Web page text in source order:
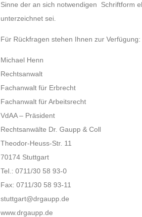
Sinne der an sich notwendigen Schriftform
unterzeichnet sei.
Für Rückfragen stehen Ihnen zur Verfügung:
Michael Henn
Rechtsanwalt
Fachanwalt für Erbrecht
Fachanwalt für Arbeitsrecht
VdAA – Präsident
Rechtsanwälte Dr. Gaupp & Coll
Theodor-Heuss-Str. 11
70174 Stuttgart
Tel.: 0711/30 58 93-0
Fax: 0711/30 58 93-11
stuttgart@drgaupp.de
www.drgaupp.de